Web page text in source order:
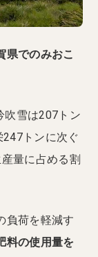
県でのみおこ
吹雪は207トン
トンに次ぐ
量に占める割
負荷を軽減す
料の使用量を